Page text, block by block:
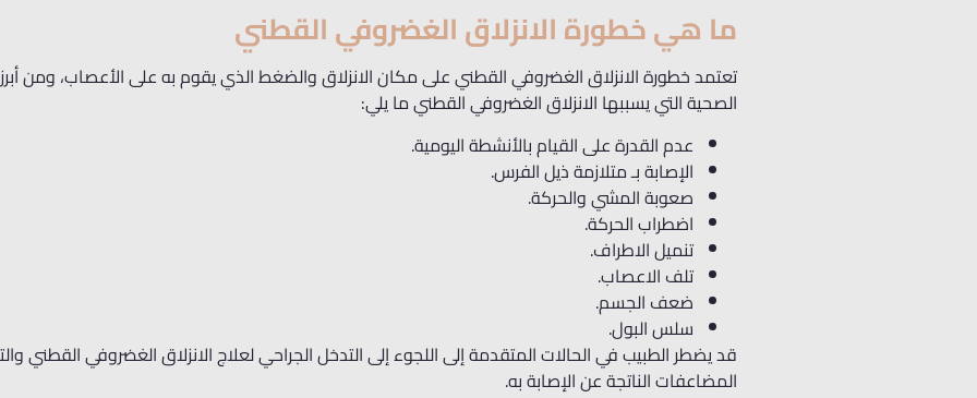
ما هي خطورة الانزلاق الغضروفي القطني
تعتمد خطورة الانزلاق الغضروفي القطني على مكان الانزلاق والضغط الذي يقوم به على الأعصاب، ومن
الصحية التي يسببها الانزلاق الغضروفي القطني ما يلي:
عدم القدرة على القيام بالأنشطة اليومية.
الإصابة بـ متلازمة ذيل الفرس.
صعوبة المشي والحركة.
اضطراب الحركة.
تنميل الاطراف.
تلف الاعصاب.
ضعف الجسم.
سلس البول.
قد يضطر الطبيب في الحالات المتقدمة إلى اللجوء إلى التدخل الجراحي لعلاج الانزلاق الغضروفي القطني
المضاعفات الناتجة عن الإصابة به.